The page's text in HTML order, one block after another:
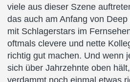
viele aus dieser Szene
das auch am Anfang von
mit Schlagerstars im
oftmals clevere und nette
richtig gut machen. Und wenn
sich über Jahrzehnte oben
verdammt noch einmal etwas